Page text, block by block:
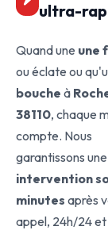
ultra-
Quand une une
ou éclate ou
bouche à
38110, chaque
compte. Nous
garantissons une
intervention
minutes après
appel, 24h/24 et